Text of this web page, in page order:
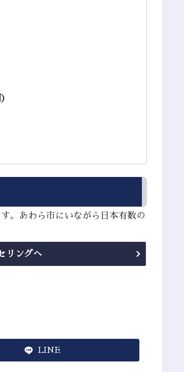
)
。あわら市にいながら日本有数の
リングへ
LINE